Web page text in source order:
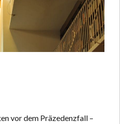
vor dem Präzedenzfall –